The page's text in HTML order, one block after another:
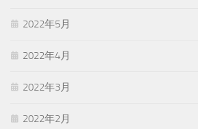
2022年5月
2022年4月
2022年3月
2022年2月